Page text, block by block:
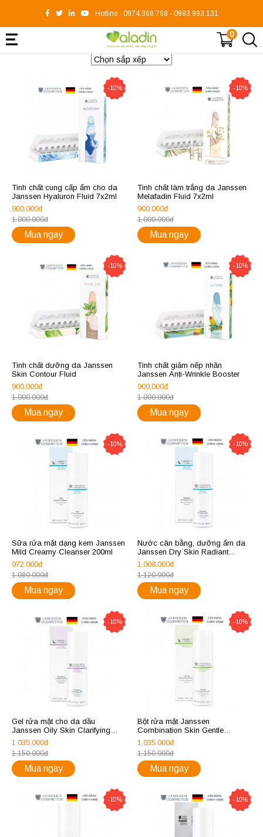
Hotline : 0974.368.768 - 0983.993.131
0
-10%
Tinh chất cung cấp ẩm cho da
Janssen Hyaluron Fluid 7x2ml
900.000đ
1.000.000đ
Mua ngay
-10%
Tinh chất làm trắng da Janssen
Melafadin Fluid 7x2ml
900.000đ
1.000.000đ
Mua ngay
-10%
Tinh chất dưỡng da Janssen
Skin Contour Fluid
900.000đ
1.000.000đ
Mua ngay
-10%
Tinh chất giảm nếp nhăn
Janssen Anti-Wrinkle Booster
900.000đ
1.000.000đ
Mua ngay
-10%
Sữa rửa mặt dạng kem Janssen
Mild Creamy Cleanser 200ml
972.000đ
1.080.000đ
Mua ngay
-10%
Nước cân bằng, dưỡng ẩm da
Janssen Dry Skin Radiant
Firming Tonic 200ml
1.008.000đ
1.120.000đ
Mua ngay
-10%
Gel rửa mặt cho da dầu
Janssen Oily Skin Clarifying
Cleansing Gel 200ml
1.035.000đ
1.150.000đ
Mua ngay
-10%
Bột rửa mặt Janssen
Combination Skin Gentle
Cleansing Powder 100ml
1.035.000đ
1.150.000đ
Mua ngay
-10% -10%